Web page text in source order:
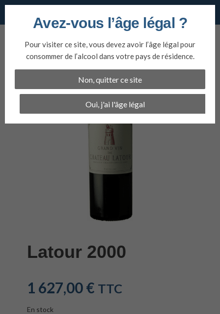
Latour 2000
1 627,00€ TTC
En stock
Avez-vous l’âge légal ?
Pour visiter ce site, vous devez avoir l’âge légal pour
consommer de l’alcool dans votre pays de résidence.
Non, quitter ce site
Oui, j'ai l'âge légal